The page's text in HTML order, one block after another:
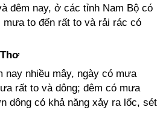
đêm nay, ở các tỉnh Nam Bộ có
to đến rất to và rải rác có
nay nhiều mây, ngày có mưa
rất to và dông; đêm có mưa
dông có khả năng xảy ra lốc, sét